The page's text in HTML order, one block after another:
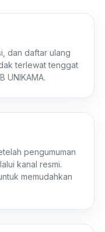
dan daftar ulang
terlewat tenggat
UNIKAMA.
pengumuman
kanal resmi.
memudahkan